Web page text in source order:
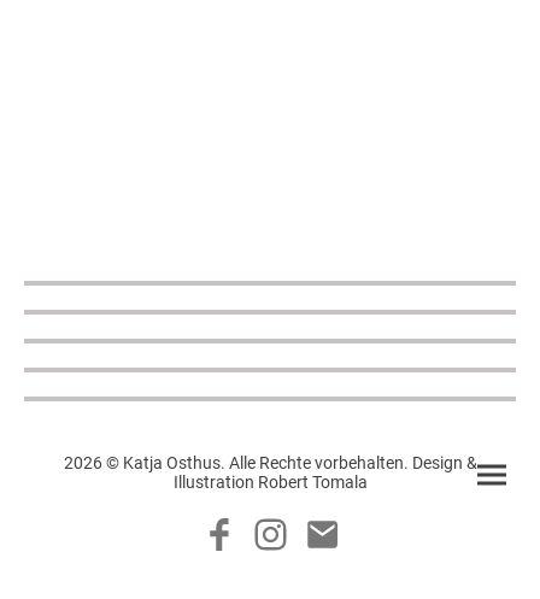
2026 © Katja Osthus. Alle Rechte vorbehalten. Design &
Illustration Robert Tomala